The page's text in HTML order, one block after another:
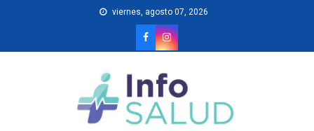
viernes, agosto 07, 2026